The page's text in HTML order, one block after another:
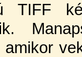
TIFF
amikor